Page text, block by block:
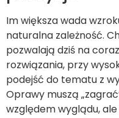
Im większa wada
naturalna zależność.
pozwalają dziś na
rozwiązania, przy
podejść do tematu z
Oprawy muszą
względem wyglądu,